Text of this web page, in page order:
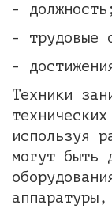
- должность;
- трудовые
-
Техники
используя
могут быть